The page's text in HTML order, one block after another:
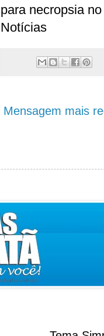
para necropsia
Notícias
Mensagem mais